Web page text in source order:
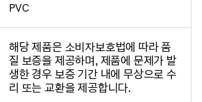
PVC
해당 제품은 소비자보호법에 따라 품
질 보증을 제공하며, 제품에 문제가 발
생한 경우 보증 기간 내에 무상으로 수
리 또는 교환을 제공합니다.